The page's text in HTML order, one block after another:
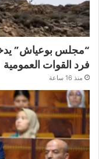
“مجلس بوعياش”
فرد القوات العمومية
منذ 16 ساعة